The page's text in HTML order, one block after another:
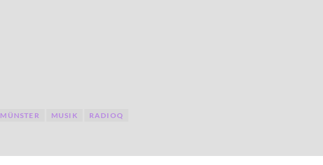
MÜNSTER MUSIK RADIOQ